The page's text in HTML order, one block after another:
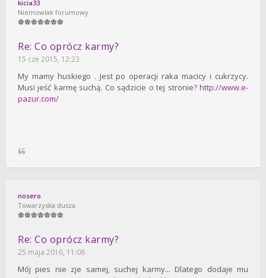
kicia33
Niemowlak forumowy
Re: Co oprócz karmy?
15 cze 2015, 12:23
My mamy huskiego . Jest po operacji raka macicy i cukrzycy.
Musi jeść karmę suchą. Co sądzicie o tej stronie? http://www.e-
pazur.com/
nosero
Towarzyska dusza
Re: Co oprócz karmy?
25 maja 2016, 11:06
Mój pies nie zje samej, suchej karmy... Dlatego dodaje mu